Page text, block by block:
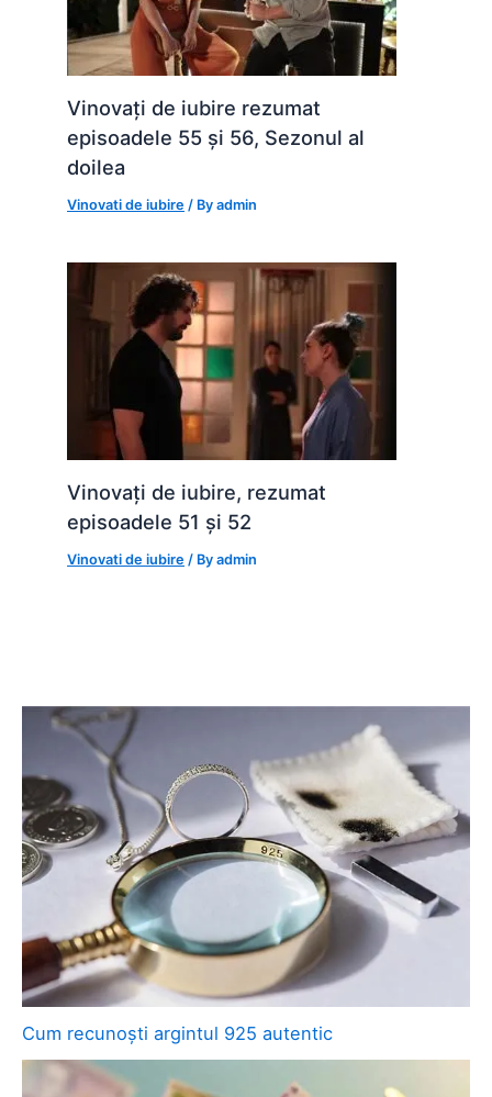
Vinovați de iubire rezumat
episoadele 55 și 56, Sezonul al
doilea
Vinovati de iubire / Byadmin
Vinovați de iubire, rezumat
episoadele 51 și 52
Vinovati de iubire / Byadmin
Cum recunoști argintul 925 autentic